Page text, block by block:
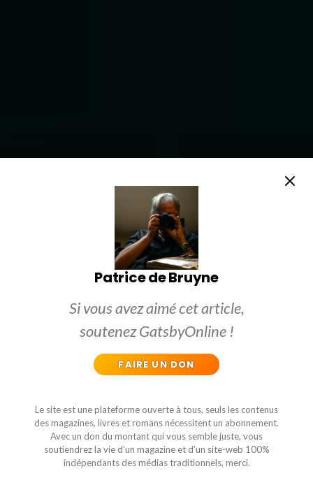
Patrice de Bruyne
Si vous avez aimé cet article,
soutenez GatsbyOnline !
FAIRE UN DON
Le site est une plateforme ouverte à tous, seuls les contenus
des magazines, livres et romans nécessitent un abonnement.
Avec un don du montant qui vous semble juste, vous
soutiendrez la vie d'un magazine et d'un site-web 100%
indépendants des médias traditionnels, merci.